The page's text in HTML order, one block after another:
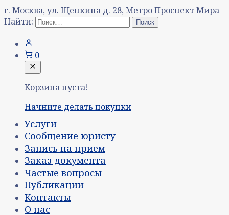
г. Москва, ул. Щепкина д. 28, Метро Проспект Мира
Найти:
0
Корзина пуста!
Начните делать покупки
Услуги
Сообщение юристу
Запись на прием
Заказ документа
Частые вопросы
Публикации
Контакты
О нас